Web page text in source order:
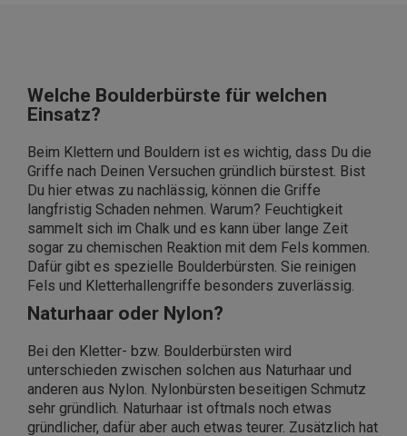
Welche Boulderbürste für welchen
Einsatz?
Beim Klettern und Bouldern ist es wichtig, dass Du die
Griffe nach Deinen Versuchen gründlich bürstest. Bist
Du hier etwas zu nachlässig, können die Griffe
langfristig Schaden nehmen. Warum? Feuchtigkeit
sammelt sich im Chalk und es kann über lange Zeit
sogar zu chemischen Reaktion mit dem Fels kommen.
Dafür gibt es spezielle Boulderbürsten. Sie reinigen
Fels und Kletterhallengriffe besonders zuverlässig.
Naturhaar oder Nylon?
Bei den Kletter- bzw. Boulderbürsten wird
unterschieden zwischen solchen aus Naturhaar und
anderen aus Nylon. Nylonbürsten beseitigen Schmutz
sehr gründlich. Naturhaar ist oftmals noch etwas
gründlicher, dafür aber auch etwas teurer. Zusätzlich hat